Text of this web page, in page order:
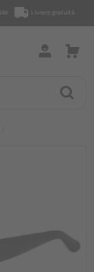
Livrare gratuită